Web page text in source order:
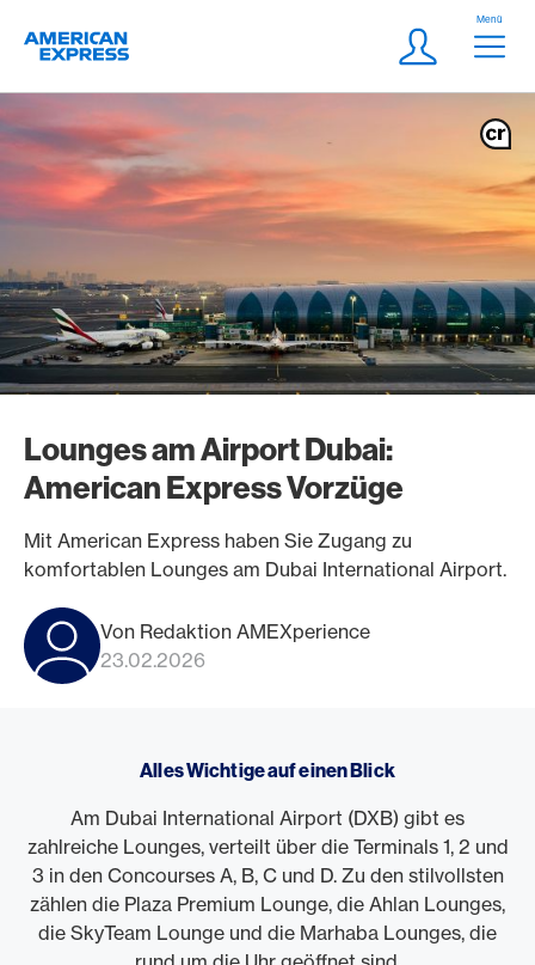
Logo
Meta
Login
Menü
Lounges am Airport Dubai:
American Express Vorzüge
Mit American Express haben Sie Zugang zu
komfortablen Lounges am Dubai International Airport.
Von Redaktion AMEXperience
23.02.2026
Alles Wichtige auf einen Blick
Am Dubai International Airport (DXB) gibt es
zahlreiche Lounges, verteilt über die Terminals 1, 2 und
3 in den Concourses A, B, C und D. Zu den stilvollsten
zählen die Plaza Premium Lounge, die Ahlan Lounges,
die SkyTeam Lounge und die Marhaba Lounges, die